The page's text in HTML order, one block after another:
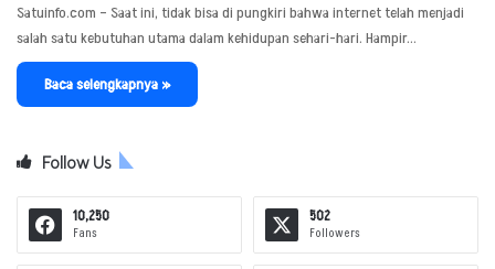
Satuinfo.com – Saat ini, tidak bisa di pungkiri bahwa internet telah menjadi
salah satu kebutuhan utama dalam kehidupan sehari-hari. Hampir…
Baca selengkapnya »
Follow Us
10,250
Fans
502
Followers